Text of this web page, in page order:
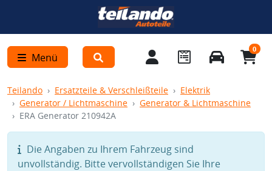
Menü
0
Teilando Ersatzteile & Verschleißteile
Elektrik
Generator / Lichtmaschine
Generator & Lichtmaschine
ERA Generator 210942A
Die Angaben zu Ihrem Fahrzeug sind
unvollständig. Bitte vervollständigen Sie Ihre